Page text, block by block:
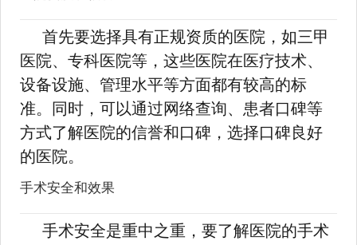
首先要选择具有正规资质的医院，如三甲
医院、专科医院等，这些医院在医疗技术、
设备设施、管理水平等方面都有较高的标
准。同时，可以通过网络查询、患者口碑等
方式了解医院的信誉和口碑，选择口碑良好
的医院。
手术安全和效果
手术安全是重中之重，要了解医院的手术